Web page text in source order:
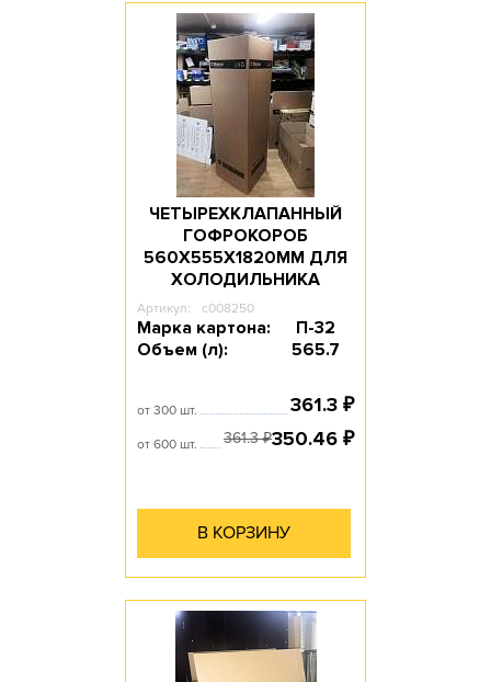
ЧЕТЫРЕХКЛАПАННЫЙ
ГОФРОКОРОБ
560Х555Х1820ММ ДЛЯ
ХОЛОДИЛЬНИКА
Артикул: c008250
Марка картона:
П-32
Объем (л):
565.7
от 300 шт. 361.3 ₽
от 600 шт. 361.3₽350.46 ₽
В КОРЗИНУ